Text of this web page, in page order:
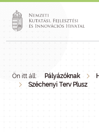
Ön itt áll: Pályázóknak
Széchenyi Terv Plusz